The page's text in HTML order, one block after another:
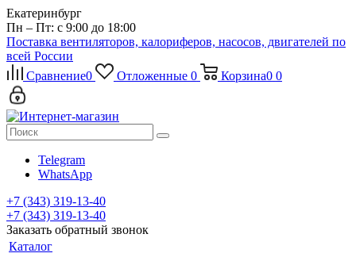
Екатеринбург
Пн – Пт: с 9:00 до 18:00
Поставка вентиляторов, калориферов, насосов, двигателей по
всей России
Сравнение0 Отложенные 0 Корзина0 0
Telegram
WhatsApp
+7 (343) 319-13-40
+7 (343) 319-13-40
Заказать обратный звонок
Каталог